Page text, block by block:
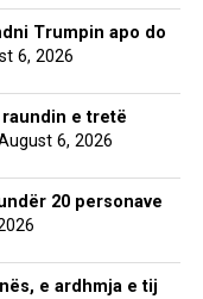
Trumpin apo do
6, 2026
e tretë
6, 2026
20 personave
e ardhmja e tij